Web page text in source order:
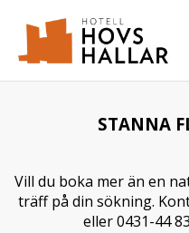
STANNA
Vill du boka mer än en
träff på din sökning.
eller 0431-44